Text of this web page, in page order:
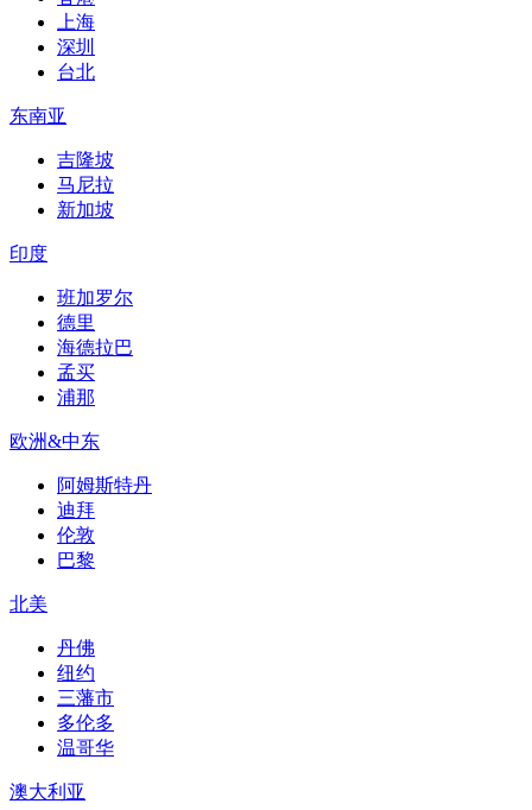
上海
深圳
台北
东南亚
吉隆坡
马尼拉
新加坡
印度
班加罗尔
德里
海德拉巴
孟买
浦那
欧洲&中东
阿姆斯特丹
迪拜
伦敦
巴黎
北美
丹佛
纽约
三藩市
多伦多
温哥华
澳大利亚